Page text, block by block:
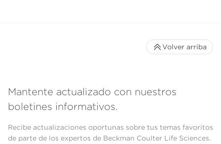
Mantente actualizado con nuestros
boletines informativos.
Recibe actualizaciones oportunas sobre tus temas favoritos
de parte de los expertos de Beckman Coulter Life Sciences.
Volver arriba